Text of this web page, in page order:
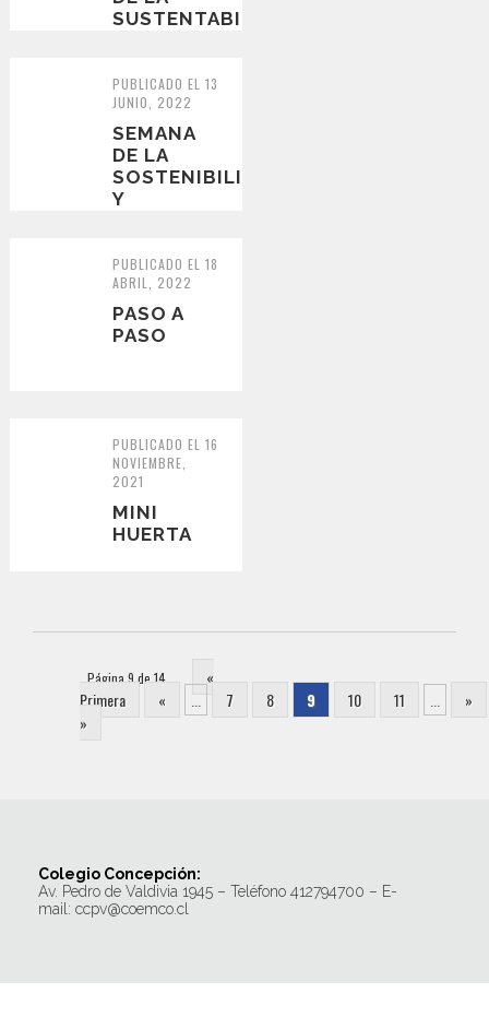
SUSTENTABILIDAD
ENERGÉTICA
PUBLICADO EL 13
JUNIO, 2022
SEMANA
DE LA
SOSTENIBILIDAD
Y
PUBLICADO EL 18
ABRIL, 2022
PASO A
PASO
PUBLICADO EL 16
NOVIEMBRE,
2021
MINI
HUERTA
Página 9 de 14
«
Primera
« 7 8 9 10 11
»
»
Colegio Concepción:
Av. Pedro de Valdivia 1945 – Teléfono 412794700 – E-
mail: ccpv@coemco.cl